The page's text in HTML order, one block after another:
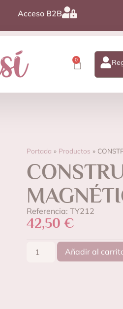
Acceso B2B
0
Portada » Productos »
Referencia: TY212
42,50 €
Añadir al